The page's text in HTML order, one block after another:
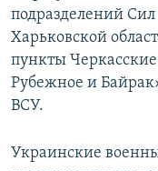
подразделений
Харьковской
пункты
Рубежное и
ВСУ.
Украинские